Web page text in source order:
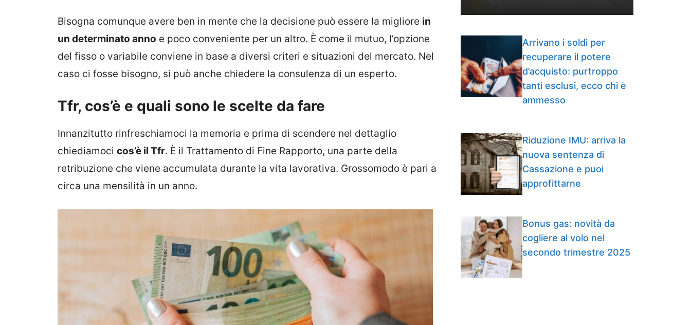
Bisogna comunque avere ben in mente che la decisione può essere la migliore in
un determinato anno e poco conveniente per un altro. È come il mutuo, l’opzione
del fisso o variabile conviene in base a diversi criteri e situazioni del mercato. Nel
caso ci fosse bisogno, si può anche chiedere la consulenza di un esperto.
Tfr, cos’è e quali sono le scelte da fare
Innanzitutto rinfreschiamoci la memoria e prima di scendere nel dettaglio
chiediamoci cos’è il Tfr. È il Trattamento di Fine Rapporto, una parte della
retribuzione che viene accumulata durante la vita lavorativa. Grossomodo è pari a
circa una mensilità in un anno.
Arrivano i soldi per
recuperare il potere
d’acquisto: purtroppo
tanti esclusi, ecco chi è
ammesso
Riduzione IMU: arriva la
nuova sentenza di
Cassazione e puoi
approfittarne
Bonus gas: novità da
cogliere al volo nel
secondo trimestre 2025